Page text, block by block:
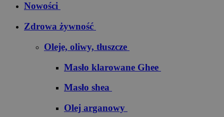
Nowości
Zdrowa żywność
Oleje, oliwy, tłuszcze
Masło klarowane Ghee
Masło shea
Olej arganowy